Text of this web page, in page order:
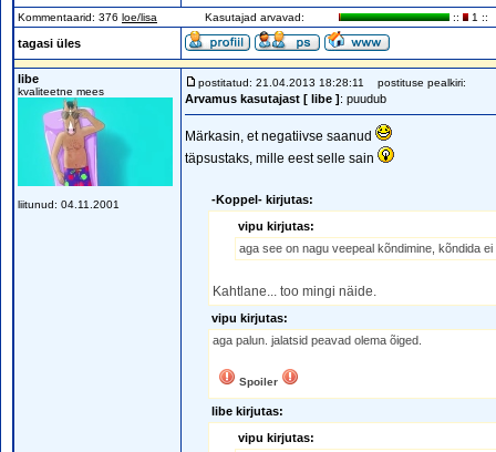
Kommentaarid: 376 loe/lisa Kasutajad arvavad: :: 1 ::
tagasi üles
libe
kvaliteetne mees
liitunud: 04.11.2001
postitatud: 21.04.2013 18:28:11 postituse pealkiri:
Arvamus kasutajast [ libe ]: puudub
Märkasin, et negatiivse saanud
täpsustaks, mille eest selle sain
-Koppel- kirjutas:
vipu kirjutas:
aga see on nagu veepeal kõndimine, kõndida
Kahtlane... too mingi näide.
vipu kirjutas:
aga palun. jalatsid peavad olema õiged.
Spoiler
libe kirjutas:
vipu kirjutas: